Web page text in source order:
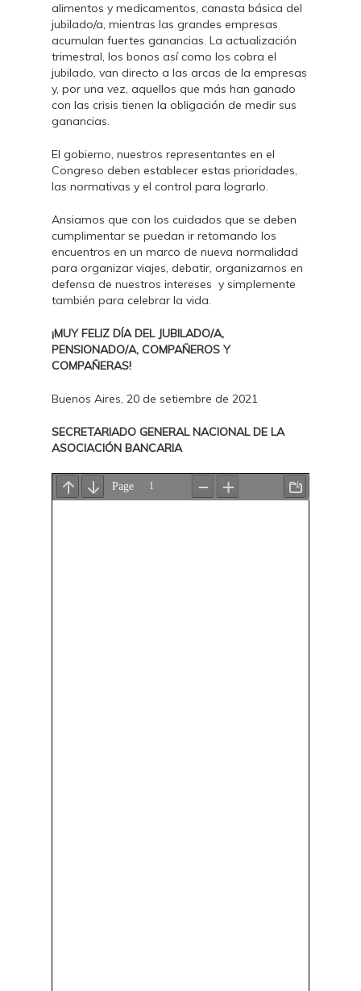
alimentos y medicamentos, canasta básica del
jubilado/a, mientras las grandes empresas
acumulan fuertes ganancias. La actualización
trimestral, los bonos así como los cobra el
jubilado, van directo a las arcas de la empresas
y, por una vez, aquellos que más han ganado
con las crisis tienen la obligación de medir sus
ganancias.
El gobierno, nuestros representantes en el
Congreso deben establecer estas prioridades,
las normativas y el control para lograrlo.
Ansiamos que con los cuidados que se deben
cumplimentar se puedan ir retomando los
encuentros en un marco de nueva normalidad
para organizar viajes, debatir, organizarnos en
defensa de nuestros intereses y simplemente
también para celebrar la vida.
¡MUY FELIZ DÍA DEL JUBILADO/A,
PENSIONADO/A, COMPAÑEROS Y
COMPAÑERAS!
Buenos Aires, 20 de setiembre de 2021
SECRETARIADO GENERAL NACIONAL DE LA
ASOCIACIÓN BANCARIA